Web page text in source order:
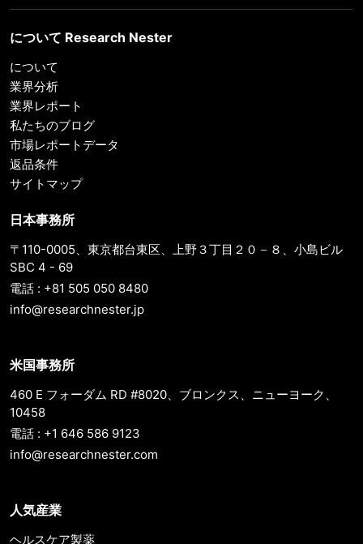
について Research Nester
について
業界分析
業界レポート
私たちのブログ
市場レポートデータ
返品条件
サイトマップ
日本事務所
〒110-0005、東京都台東区、上野３丁目２０－８、小島ビル
SBC 4 - 69
電話 : +81 505 050 8480
info@researchnester.jp
米国事務所
460 E フォーダム RD #8020、ブロンクス、ニューヨーク、
10458
電話 : +1 646 586 9123
info@researchnester.com
人気産業
ヘルスケア製薬